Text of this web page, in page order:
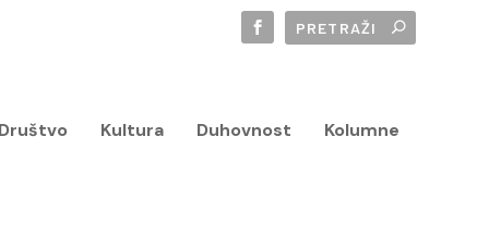
Kultura Duhovnost Kolumne